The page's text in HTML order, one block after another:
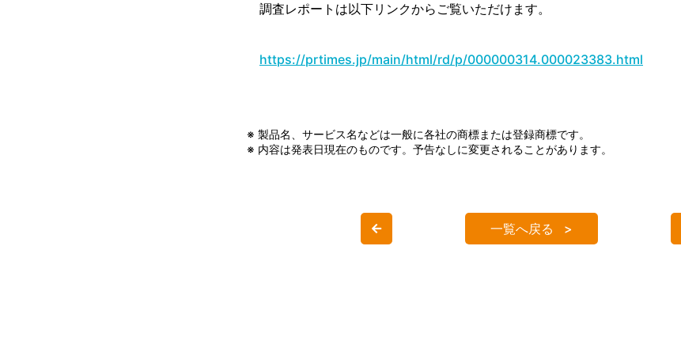
調査レポートは以下リンクからご覧いただけます。
https://prtimes.jp/main/html/rd/p/000000314.000023383.html
※ 製品名、サービス名などは一般に各社の商標または登録商標です。
※ 内容は発表日現在のものです。予告なしに変更されることがあります。
一覧へ戻る